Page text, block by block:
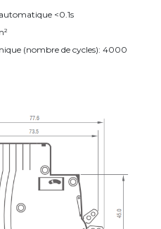
<0.1s
(nombre de cycles): 4000